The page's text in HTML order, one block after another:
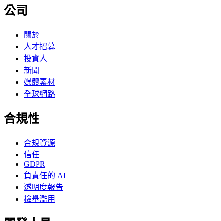
公司
關於
人才招募
投資人
新聞
媒體素材
全球網路
合規性
合規資源
信任
GDPR
負責任的 AI
透明度報告
檢舉濫用